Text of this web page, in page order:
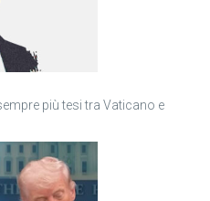
più tesi tra Vaticano e